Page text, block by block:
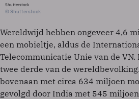
Shutterstock
© Shutterstock
Wereldwijd hebben ongeveer 4,6
een mobieltje, aldus de
Telecommunicatie Unie van de VN.
twee derde van de
bovenaan met circa 634 miljoen
gevolgd door India met 545